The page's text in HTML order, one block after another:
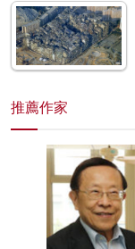
推薦作家